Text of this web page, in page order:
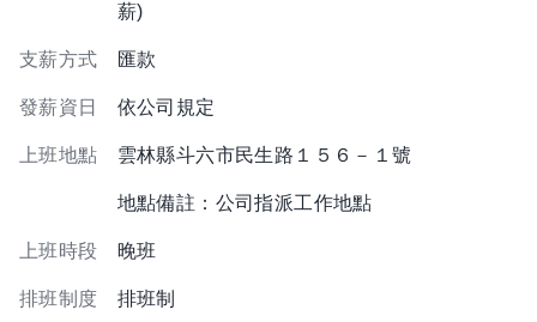
薪)
支薪方式 匯款
發薪資日 依公司規定
上班地點 雲林縣斗六市民生路１５６－１號
地點備註：公司指派工作地點
上班時段 晚班
排班制度 排班制